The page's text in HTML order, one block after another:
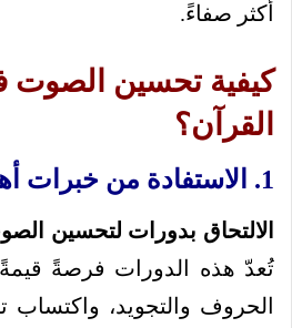
أكثر صفاءً.
كيفية تحسين الصوت
القرآن؟
1. الاستفادة من خبرات أهل الاختصاص
الالتحاق بدورات لتحسين
تُعدّ هذه الدورات فرصةً
الحروف والتجويد، واكتساب